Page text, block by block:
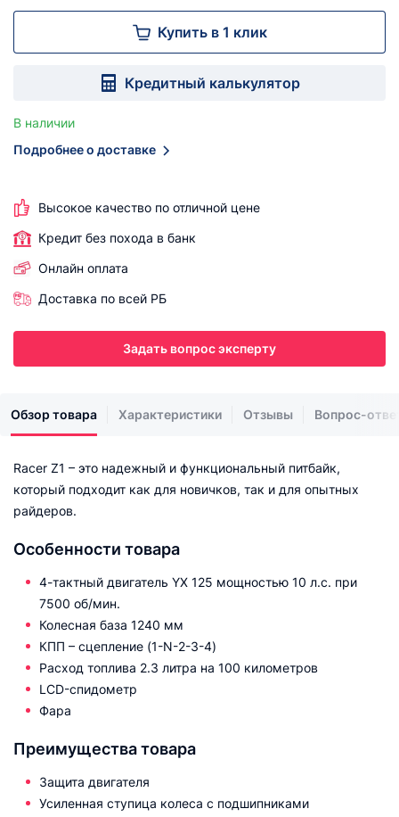
Купить в 1 клик
Кредитный калькулятор
В наличии
Подробнее о доставке
Высокое качество по отличной цене
Кредит без похода в банк
Онлайн оплата
Доставка по всей РБ
Задать вопрос эксперту
Обзор товара Характеристики Отзывы Вопрос-
Racer Z1 – это надежный и функциональный питбайк,
который подходит как для новичков, так и для опытных
райдеров.
Особенности товара
4-тактный двигатель YX 125 мощностью 10 л.с. при
7500 об/мин.
Колесная база 1240 мм
КПП – сцепление (1-N-2-3-4)
Расход топлива 2.3 литра на 100 километров
LCD-спидометр
Фара
Преимущества товара
Защита двигателя
Усиленная ступица колеса с подшипниками